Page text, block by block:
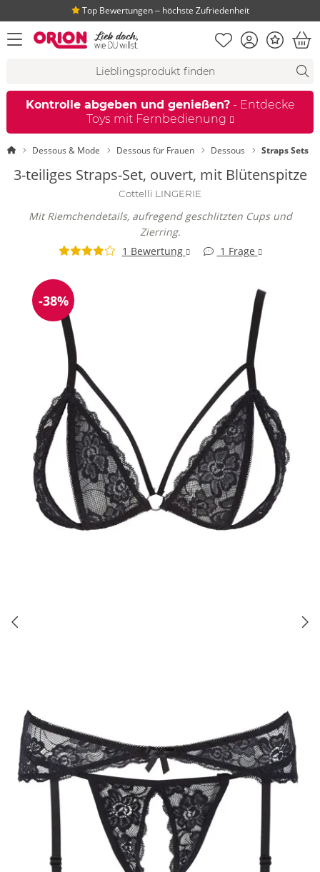
Top Bewertungen ‒ höchste Zufriedenheit
Menü öffnen Merkliste
KontoBonus
Kontrolle abgeben und genießen?- Entdecke
Toys mit Fernbedienung
StartseiteDessous & Mode Dessous für Frauen Dessous Straps Sets
3-teiliges Straps-Set, ouvert, mit Blütenspitze
Cottelli LINGERIE
Mit Riemchendetails, aufregend geschlitzten Cups und
Zierring.
1 Bewertung
1 Frage
Reduzierung
-38%